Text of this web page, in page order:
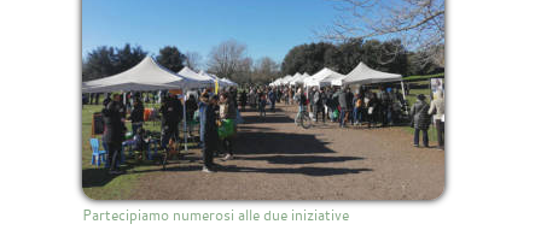
Partecipiamo numerosi alle due iniziative